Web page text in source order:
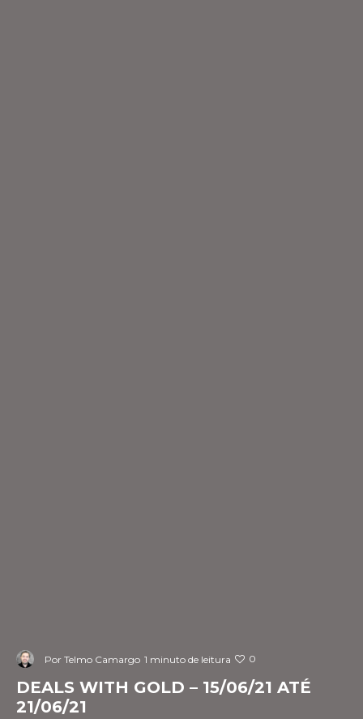
Por Telmo Camargo 1 minuto de leitura 0
DEALS WITH GOLD – 15/06/21 ATÉ
21/06/21